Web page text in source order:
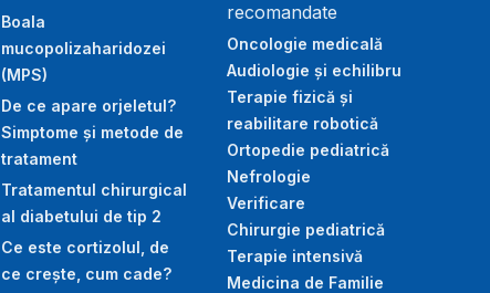
Boala
mucopolizaharidozei
(MPS)
De ce apare orjeletul?
Simptome și metode de
tratament
Tratamentul chirurgical
al diabetului de tip 2
Ce este cortizolul, de
ce crește, cum cade?
recomandate
Oncologie medicală
Audiologie și echilibru
Terapie fizică și
reabilitare robotică
Ortopedie pediatrică
Nefrologie
Verificare
Chirurgie pediatrică
Terapie intensivă
Medicina de Familie